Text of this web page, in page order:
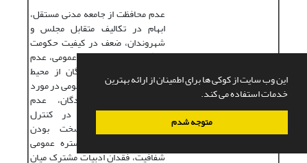
این وب سایت از کوکی ها برای اطمینان از ارائه بهترین
خدمات استفاده می کند.
متوجه شدم
عدم محافظت از جامعه مدنی مستقل،
ابهام در تکالیف متقابل مجلس و
شهروندان، ضعف در کیفیت حکومت
همگانی، ضعف مشارکت عمومی، عدم
شناخت مناسب نمایندگان از محیط
اجتماعی، ضعف مطالبه عمومی در مورد
پاسخگو بودن نمایندگان، عدم
مشارکت مؤثر مردم در کنترل
دمکراتیک مجلس، سخت بودن
اندازه‌گیری میزان و گستره عمومی
شفافیت، فقدان ادبیات مشترک میان